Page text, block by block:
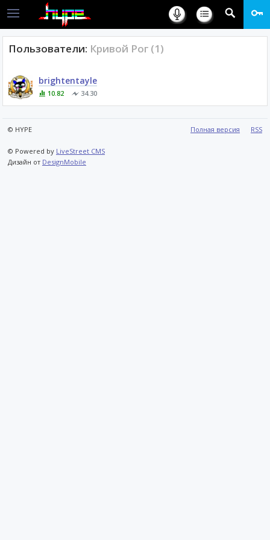
Пользователи: Кривой Рог (1)
brightentayle
10.82 34.30
Полная версия RSS
© HYPE
© Powered by LiveStreet CMS
Дизайн от DesignMobile